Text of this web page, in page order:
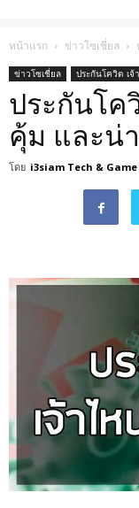
หน้าแรก ข่าวโซเชี่ยล
ข่าวโซเชี่ยล ประกันโควิด เจ้
ประกันโค
คุ้ม และน่
โดย i3siam Tech &